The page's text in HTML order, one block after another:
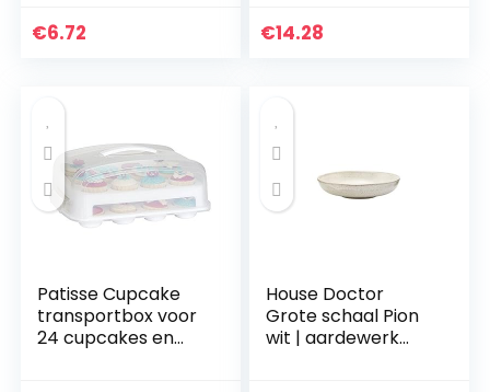
€6.72 €14.28
Patisse Cupcake
transportbox voor
24 cupcakes en
House Doctor
Grote schaal Pion
wit | aardewerk